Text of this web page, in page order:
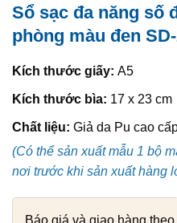
Sổ sạc đa năng số
phòng màu đen
Kích thước giấy: A5
Kích thước bìa: 17 x 23 cm
Chất liệu: Giả da Pu cao
(Có thể sản xuất mẫu 1 bộ
nơi trước khi sản xuất hàng